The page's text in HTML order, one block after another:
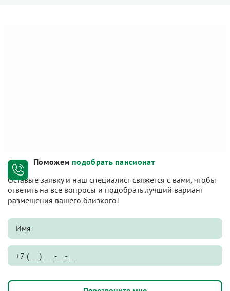
Поможем подобрать пансионат
Оставьте заявку и наш специалист свяжется с вами, чтобы
ответить на все вопросы и подобрать лучший вариант
размещения вашего близкого!